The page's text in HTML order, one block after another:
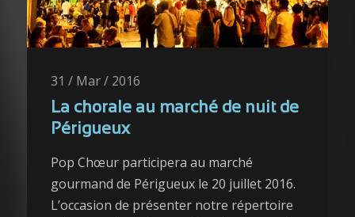
31 / Mar / 2016
La chorale au marché de nuit de
Périgueux
Pop Chœur participera au marché
gourmand de Périgueux le 20 juillet 2016.
L’occasion de présenter notre répertoire